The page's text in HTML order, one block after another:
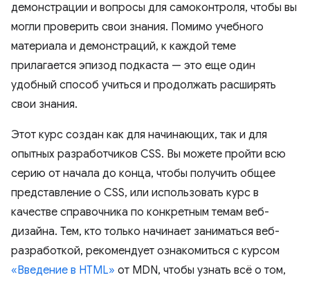
демонстрации и вопросы для самоконтроля, чтобы вы
могли проверить свои знания. Помимо учебного
материала и демонстраций, к каждой теме
прилагается эпизод подкаста — это еще один
удобный способ учиться и продолжать расширять
свои знания.
Этот курс создан как для начинающих, так и для
опытных разработчиков CSS. Вы можете пройти всю
серию от начала до конца, чтобы получить общее
представление о CSS, или использовать курс в
качестве справочника по конкретным темам веб-
дизайна. Тем, кто только начинает заниматься веб-
разработкой, рекомендует ознакомиться с курсом
«Введение в HTML» от MDN, чтобы узнать всё о том,